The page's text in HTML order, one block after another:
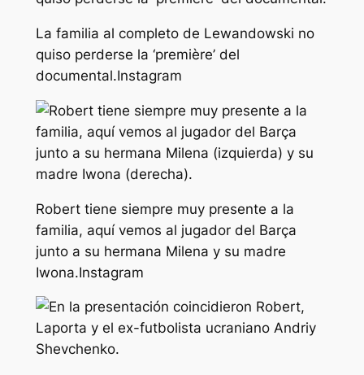
La familia al completo de Lewandowski no
quiso perderse la ‘première’ del
documental.Instagram
Robert tiene siempre muy presente a la
familia, aquí vemos al jugador del Barça
junto a su hermana Milena y su madre
Iwona.Instagram